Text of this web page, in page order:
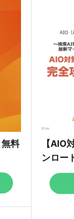
料
【AIO
ンロー